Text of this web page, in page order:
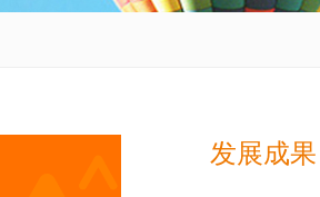
发展成果